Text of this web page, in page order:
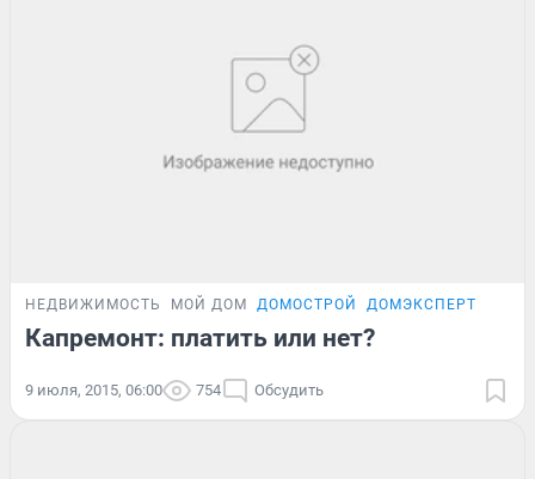
НЕДВИЖИМОСТЬ МОЙ ДОМ ДОМОСТРОЙ ДОМЭКСПЕРТ
Капремонт: платить или нет?
9 июля, 2015, 06:00 754 Обсудить